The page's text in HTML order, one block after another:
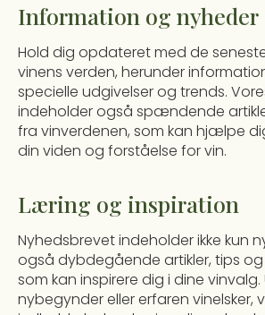
Information og nyheder
Hold dig opdateret med de
vinens verden, herunder
specielle udgivelser og trends.
indeholder også spændende
fra vinverdenen, som kan hjælpe
din viden og forståelse for vin.
Læring og inspiration
Nyhedsbrevet indeholder ikke kun
også dybdegående artikler, tips
som kan inspirere dig i dine
nybegynder eller erfaren vinelsker,